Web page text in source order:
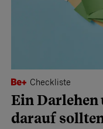
Checkliste
Ein Darlehen
darauf